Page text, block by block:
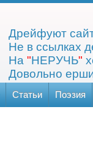
Дрейфуют
Не в ссылках
На "НЕРУЧЬ"
Довольно
Статьи Поэзия